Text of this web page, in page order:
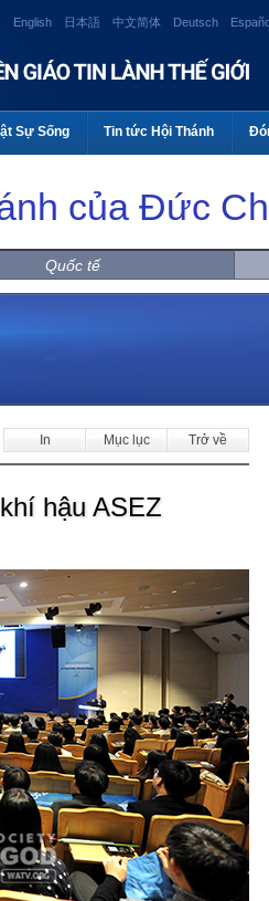
English 日本語 中文简体 Deutsch
Sự Sống Tin tức Hội Thánh
của Đức
Quốc tế
In Mục lục Trở về
hậu ASEZ